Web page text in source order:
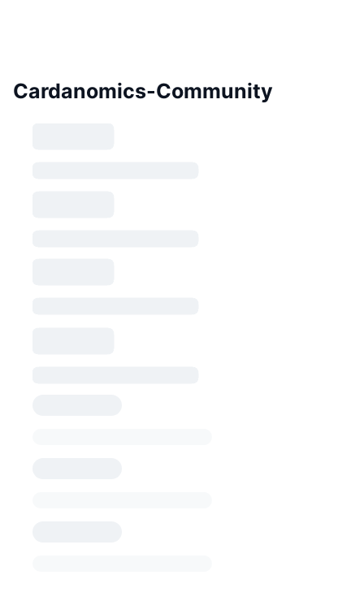
Cardanomics-Community